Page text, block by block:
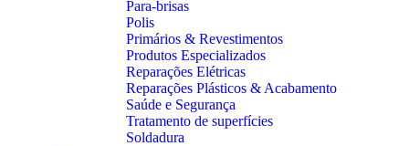
Para-brisas
Polis
Primários & Revestimentos
Produtos Especializados
Reparações Elétricas
Reparações Plásticos & Acabamento
Saúde e Segurança
Tratamento de superfícies
Soldadura